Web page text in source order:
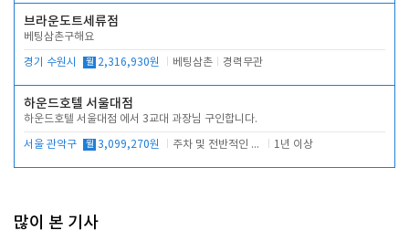
브라운도트세류점
베팅삼촌구해요
경기 수원시 월 2,316,930원 베팅삼촌 경력무관
하운드호텔 서울대점
하운드호텔 서울대점 에서 3교대 과장님 구인합니다.
서울 관악구 월 3,099,270원 주차 및 전반적인 당번업무 1년 이상
많이 본 기사